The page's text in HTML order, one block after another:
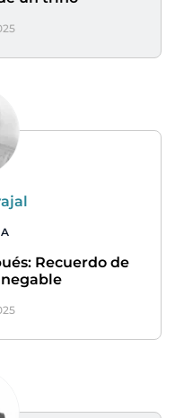
Recuerdo de